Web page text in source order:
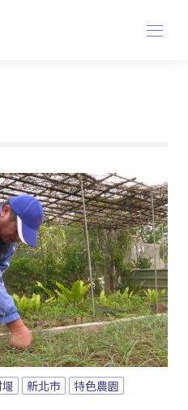
新北市
特色農園